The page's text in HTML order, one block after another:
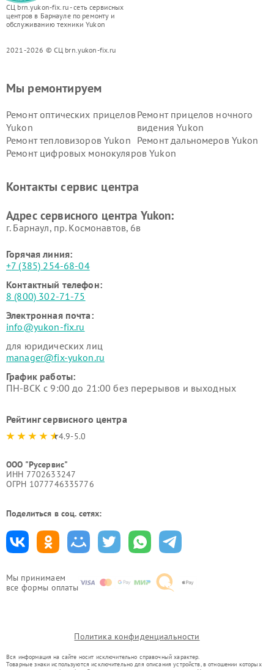
СЦ brn.yukon-fix.ru - сеть сервисных
центров в Барнауле по ремонту и
обслуживанию техники Yukon
2021-2026 © СЦ brn.yukon-fix.ru
Мы принимаем
все формы оплаты
Мы ремонтируем
Ремонт оптических прицелов
Yukon
Ремонт прицелов ночного
видения Yukon
Ремонт тепловизоров Yukon Ремонт дальномеров Yukon
Ремонт цифровых монокуляров Yukon
Контакты сервис центра
Адрес сервисного центра Yukon:
г. Барнаул, ​пр. Космонавтов, 6в
Горячая линия:
+7 (385) 254-68-04
Контактный телефон:
8 (800) 302-71-75
Электронная почта:
info@yukon-fix.ru
для юридических лиц
manager@fix-yukon.ru
График работы:
ПН-ВСК с 9:00 до 21:00 без перерывов и выходных
Рейтинг сервисного центра
4.9-5.0
ООО "Русервис"
ИНН 7702633247
ОГРН 1077746335776
Поделиться в соц. сетях:
Политика конфиденциальности
Вся информация на сайте носит исключительно справочный характер.
Товарные знаки используются исключительно для описания устройств, в отношении которых